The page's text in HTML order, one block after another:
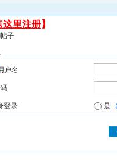
这里注册】
子
户名
登录 是